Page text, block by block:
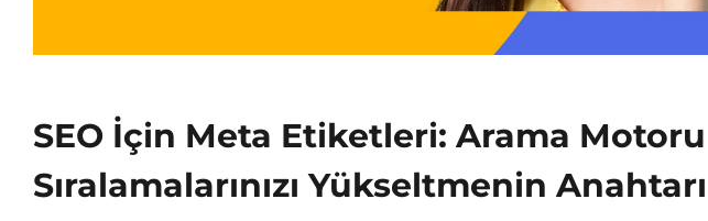
SEO İçin Meta Etiketleri: Arama Motoru
Sıralamalarınızı Yükseltmenin Anahtarı